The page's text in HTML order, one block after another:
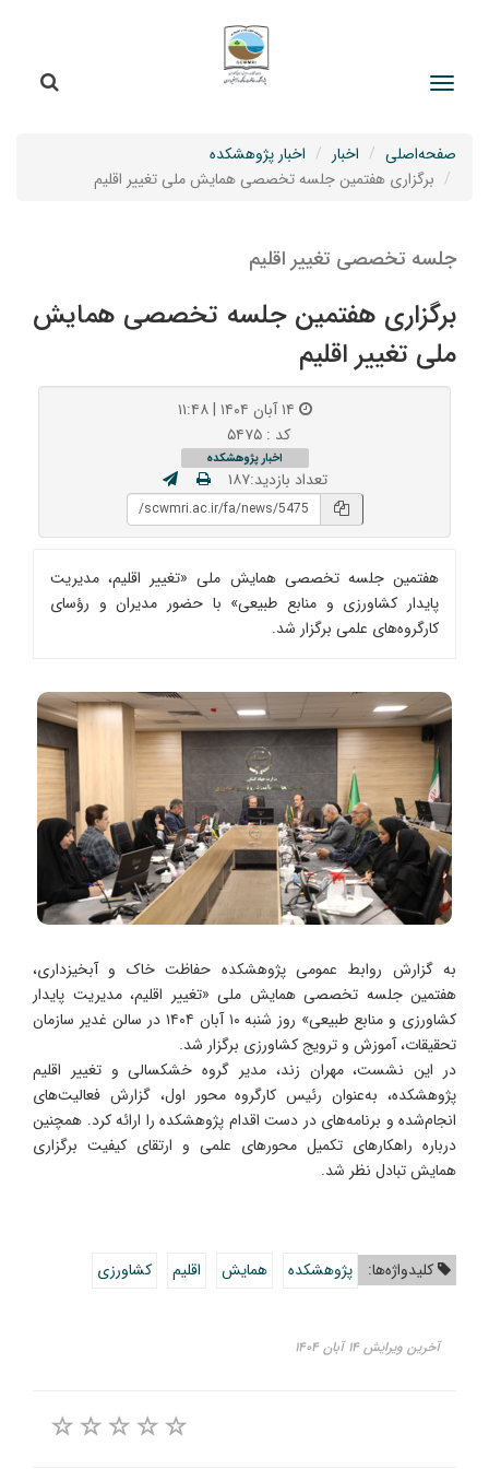
صفحه‌اصلی اخبار
اخبار پژوهشکده
برگزاری هفتمین جلسه تخصصی همایش ملی تغییر اقلیم
جلسه تخصصی تغییر اقلیم
برگزاری هفتمین جلسه تخصصی همایش
ملی تغییر اقلیم
کد : ۵۴۷۵
اخبار پژوهشکده
تعداد بازدید:۱۸۷
هفتمین جلسه تخصصی همایش ملی «تغییر اقلیم، مدیریت
پایدار کشاورزی و منابع طبیعی» با حضور مدیران و رؤسای
کارگروه‌های علمی برگزار شد.
به گزارش روابط عمومی پژوهشکده حفاظت خاک و آبخیزداری،
هفتمین جلسه تخصصی همایش ملی «تغییر اقلیم، مدیریت پایدار
کشاورزی و منابع طبیعی» روز شنبه ۱۰ آبان ۱۴۰۴ در سالن غدیر سازمان
تحقیقات، آموزش و ترویج کشاورزی برگزار شد.
در این نشست، مهران زند، مدیر گروه خشکسالی و تغییر اقلیم
پژوهشکده، به‌عنوان رئیس کارگروه محور اول، گزارش فعالیت‌های
انجام‌شده و برنامه‌های در دست اقدام پژوهشکده را ارائه کرد. همچنین
درباره راهکارهای تکمیل محورهای علمی و ارتقای کیفیت برگزاری
همایش تبادل نظر شد.
کلیدواژه‌ها: پژوهشکده همایش اقلیم کشاورزی
آخرین ویرایش ۱۴ آبان ۱۴۰۴